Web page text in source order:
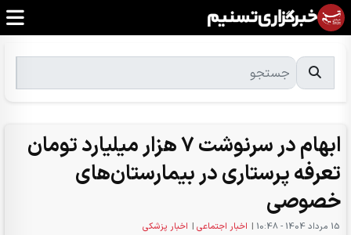
ابهام در سرنوشت 7 هزار میلیارد تومان
تعرفه پرستاری در بیمارستان‌های
خصوصی
15 مرداد 1404 - 10:48 | اخبار اجتماعی | اخبار پزشکی